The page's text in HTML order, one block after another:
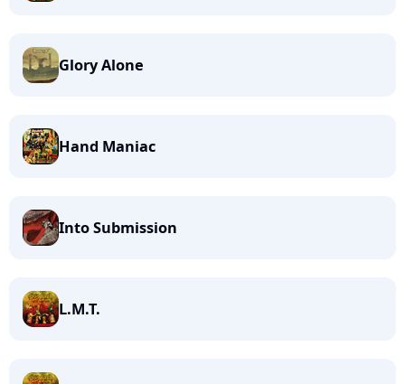
Glory Alone
Hand Maniac
Into Submission
L.M.T.